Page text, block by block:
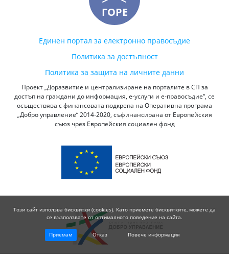
ГОРЕ
Единен портал за електронно правосъдие
Политика за достъпност
Политика за защита на личните данни
Проект „Доразвитие и централизиране на порталите в СП за
достъп на граждани до информация, е-услуги и е-правосъдие“, се
осъществява с финансовата подкрепа на Оперативна програма
„Добро управление“ 2014-2020, съфинансирана от Европейския
съюз чрез Европейския социален фонд
Този сайт използва бисквитки (cookies). Като приемете бисквитките, можете да
се възползвате от оптималното поведение на сайта.
Приемам Отказ Повече информация